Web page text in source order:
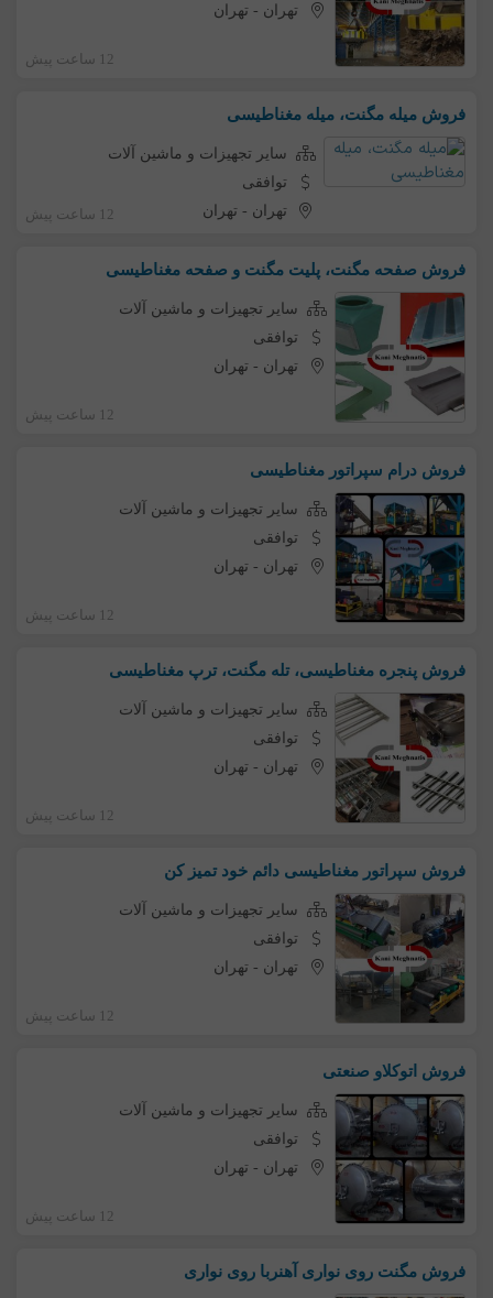
تهران - تهران
12 ساعت پیش
فروش میله مگنت، میله مغناطیسی
سایر تجهیزات و ماشین آلات
توافقی
تهران -تهران 12 ساعت پیش
فروش صفحه مگنت، پلیت مگنت و صفحه مغناطیسی
سایر تجهیزات و ماشین آلات
توافقی
تهران - تهران
12 ساعت پیش
فروش درام سپراتور مغناطیسی
سایر تجهیزات و ماشین آلات
توافقی
تهران - تهران
12 ساعت پیش
فروش پنجره مغناطیسی، تله مگنت، ترپ مغناطیسی
سایر تجهیزات و ماشین آلات
توافقی
تهران - تهران
12 ساعت پیش
فروش سپراتور مغناطیسی دائم خود تمیز کن
سایر تجهیزات و ماشین آلات
توافقی
تهران - تهران
12 ساعت پیش
فروش اتوکلاو صنعتی
سایر تجهیزات و ماشین آلات
توافقی
تهران - تهران
12 ساعت پیش
فروش مگنت روی نواری آهنربا روی نواری